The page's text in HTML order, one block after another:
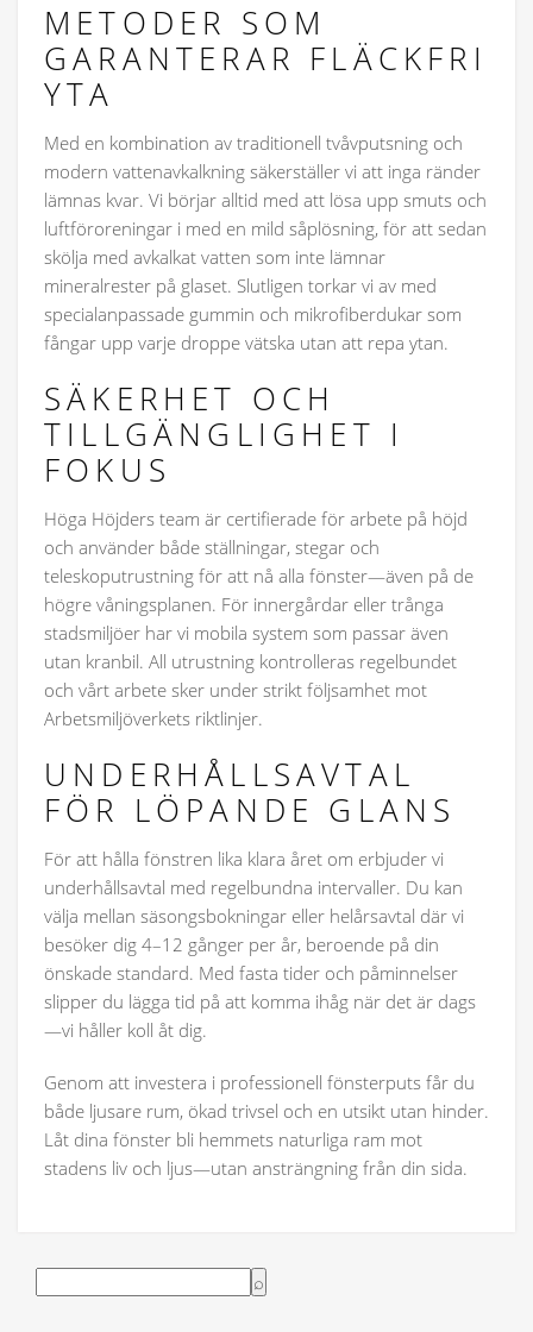
METODER SOM
GARANTERAR FLÄCKFRI
YTA
Med en kombination av traditionell tvåvputsning och
modern vattenavkalkning säkerställer vi att inga ränder
lämnas kvar. Vi börjar alltid med att lösa upp smuts och
luftföroreningar i med en mild såplösning, för att sedan
skölja med avkalkat vatten som inte lämnar
mineralrester på glaset. Slutligen torkar vi av med
specialanpassade gummin och mikrofiberdukar som
fångar upp varje droppe vätska utan att repa ytan.
SÄKERHET OCH
TILLGÄNGLIGHET I
FOKUS
Höga Höjders team är certifierade för arbete på höjd
och använder både ställningar, stegar och
teleskoputrustning för att nå alla fönster—även på de
högre våningsplanen. För innergårdar eller trånga
stadsmiljöer har vi mobila system som passar även
utan kranbil. All utrustning kontrolleras regelbundet
och vårt arbete sker under strikt följsamhet mot
Arbetsmiljöverkets riktlinjer.
UNDERHÅLLSAVTAL
FÖR LÖPANDE GLANS
För att hålla fönstren lika klara året om erbjuder vi
underhållsavtal med regelbundna intervaller. Du kan
välja mellan säsongsbokningar eller helårsavtal där vi
besöker dig 4–12 gånger per år, beroende på din
önskade standard. Med fasta tider och påminnelser
slipper du lägga tid på att komma ihåg när det är dags
—vi håller koll åt dig.
Genom att investera i professionell fönsterputs får du
både ljusare rum, ökad trivsel och en utsikt utan hinder.
Låt dina fönster bli hemmets naturliga ram mot
stadens liv och ljus—utan ansträngning från din sida.